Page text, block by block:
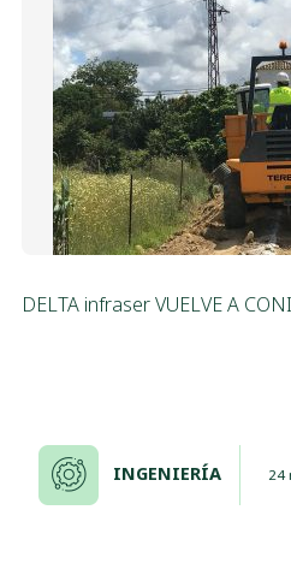
DELTA infraser VUELVE A
INGENIERÍA 24